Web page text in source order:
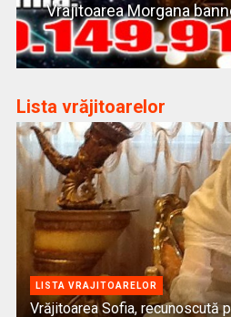
Vrajitoarea Morgana
Lista vrăjitoarelor
LISTA VRAJITOARELOR
Vrăjitoarea Sofia, recunoscută